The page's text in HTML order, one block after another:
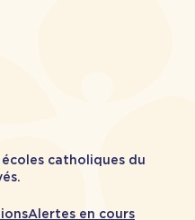
écoles catholiques du
Alertes en cours